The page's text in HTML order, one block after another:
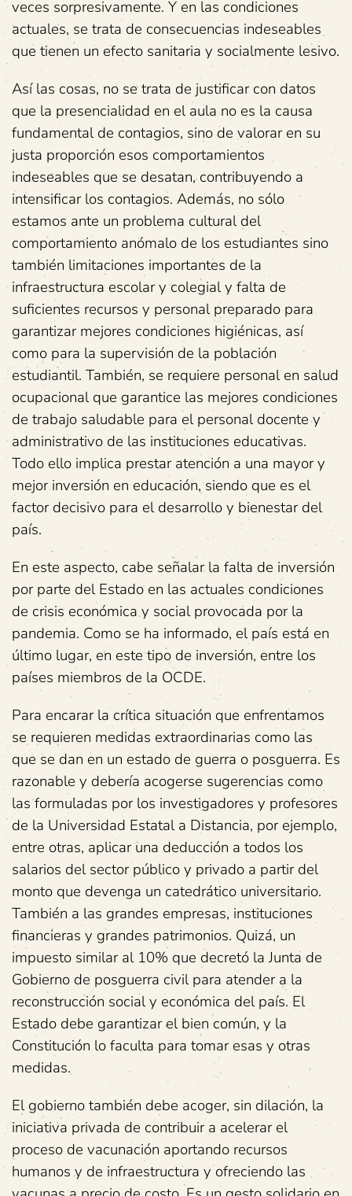
veces sorpresivamente. Y en las condiciones
actuales, se trata de consecuencias indeseables
que tienen un efecto sanitaria y socialmente lesivo.
Así las cosas, no se trata de justificar con datos
que la presencialidad en el aula no es la causa
fundamental de contagios, sino de valorar en su
justa proporción esos comportamientos
indeseables que se desatan, contribuyendo a
intensificar los contagios. Además, no sólo
estamos ante un problema cultural del
comportamiento anómalo de los estudiantes sino
también limitaciones importantes de la
infraestructura escolar y colegial y falta de
suficientes recursos y personal preparado para
garantizar mejores condiciones higiénicas, así
como para la supervisión de la población
estudiantil. También, se requiere personal en salud
ocupacional que garantice las mejores condiciones
de trabajo saludable para el personal docente y
administrativo de las instituciones educativas.
Todo ello implica prestar atención a una mayor y
mejor inversión en educación, siendo que es el
factor decisivo para el desarrollo y bienestar del
país.
En este aspecto, cabe señalar la falta de inversión
por parte del Estado en las actuales condiciones
de crisis económica y social provocada por la
pandemia. Como se ha informado, el país está en
último lugar, en este tipo de inversión, entre los
países miembros de la OCDE.
Para encarar la crítica situación que enfrentamos
se requieren medidas extraordinarias como las
que se dan en un estado de guerra o posguerra. Es
razonable y debería acogerse sugerencias como
las formuladas por los investigadores y profesores
de la Universidad Estatal a Distancia, por ejemplo,
entre otras, aplicar una deducción a todos los
salarios del sector público y privado a partir del
monto que devenga un catedrático universitario.
También a las grandes empresas, instituciones
financieras y grandes patrimonios. Quizá, un
impuesto similar al 10% que decretó la Junta de
Gobierno de posguerra civil para atender a la
reconstrucción social y económica del país. El
Estado debe garantizar el bien común, y la
Constitución lo faculta para tomar esas y otras
medidas.
El gobierno también debe acoger, sin dilación, la
iniciativa privada de contribuir a acelerar el
proceso de vacunación aportando recursos
humanos y de infraestructura y ofreciendo las